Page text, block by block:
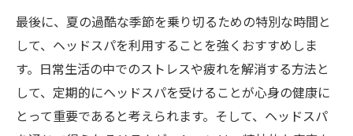
最後に、夏の過酷な季節を乗り切るための特別な時間と
して、ヘッドスパを利用することを強くおすすめしま
す。日常生活の中でのストレスや疲れを解消する方法と
して、定期的にヘッドスパを受けることが心身の健康に
とって重要であると考えられます。そして、ヘッドスパ